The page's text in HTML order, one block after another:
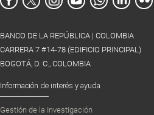
BANCO DE LA REPÚBLICA | COLOMBIA
CARRERA 7 #14-78 (EDIFICIO PRINCIPAL)
BOGOTÁ, D. C., COLOMBIA
Información de interés y ayuda
Gestión de la Investigación